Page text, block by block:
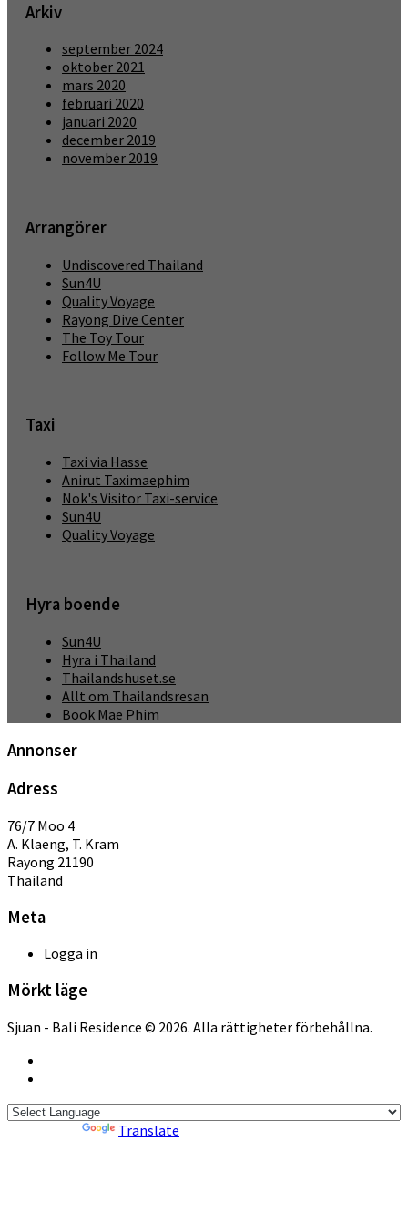
Arkiv
september 2024
oktober 2021
mars 2020
februari 2020
januari 2020
december 2019
november 2019
Arrangörer
Undiscovered Thailand
Sun4U
Quality Voyage
Rayong Dive Center
The Toy Tour
Follow Me Tour
Taxi
Taxi via Hasse
Anirut Taximaephim
Nok's Visitor Taxi-service
Sun4U
Quality Voyage
Hyra boende
Sun4U
Hyra i Thailand
Thailandshuset.se
Allt om Thailandsresan
Book Mae Phim
Annonser
Adress
76/7 Moo 4
A. Klaeng, T. Kram
Rayong 21190
Thailand
Meta
Logga in
Mörkt läge
Sjuan - Bali Residence © 2026. Alla rättigheter förbehållna.
Translate